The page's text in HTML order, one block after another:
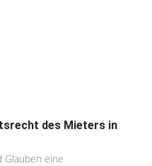
des Mieters in
Glauben eine